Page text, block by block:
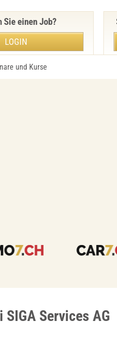
und Kurse
Sie einen Job?
LOGIN
Services AG